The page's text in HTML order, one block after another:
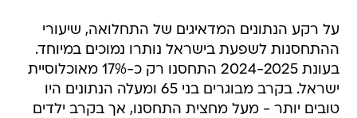
על רקע הנתונים המדאיגים של התחלואה, שיעורי
ההתחסנות לשפעת בישראל נותרו נמוכים במיוחד.
בעונת 2024-2025 התחסנו רק כ-17% מאוכלוסיית
ישראל. בקרב מבוגרים בני 65 ומעלה הנתונים היו
טובים יותר - מעל מחצית התחסנו, אך בקרב ילדים